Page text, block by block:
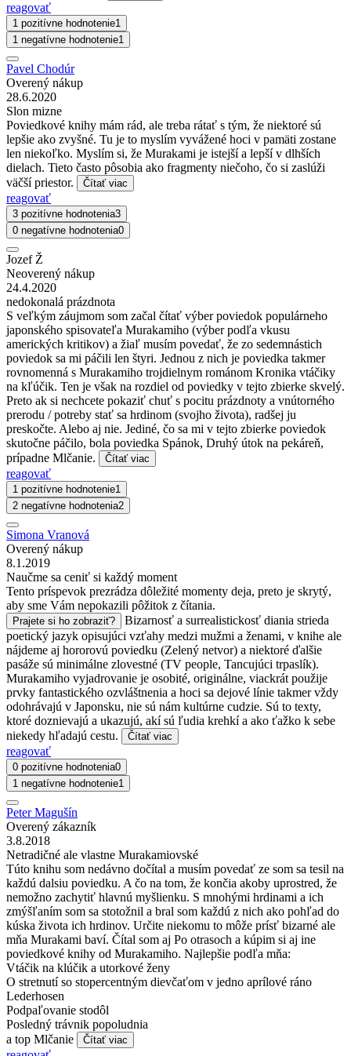
reagovať
1 pozitívne hodnotenie1
1 negatívne hodnotenie1
Pavel Chodúr
Overený nákup
28.6.2020
Slon mizne
Poviedkové knihy mám rád, ale treba rátať s tým, že niektoré sú
lepšie ako zvyšné. Tu je to myslím vyvážené hoci v pamäti zostane
len niekoľko. Myslím si, že Murakami je istejší a lepší v dlhších
dielach. Tieto často pôsobia ako fragmenty niečoho, čo si zaslúži
väčší priestor.
Čítať viac
reagovať
3 pozitívne hodnotenia3
0 negatívne hodnotenia0
Jozef Ž
Neoverený nákup
24.4.2020
nedokonalá prázdnota
S veľkým záujmom som začal čítať výber poviedok populárneho
japonského spisovateľa Murakamiho (výber podľa vkusu
amerických kritikov) a žiaľ musím povedať, že zo sedemnástich
poviedok sa mi páčili len štyri. Jednou z nich je poviedka takmer
rovnomenná s Murakamiho trojdielnym románom Kronika vtáčiky
na kľúčik. Ten je však na rozdiel od poviedky v tejto zbierke skvelý.
Preto ak si nechcete pokaziť chuť s pocitu prázdnoty a vnútorného
prerodu / potreby stať sa hrdinom (svojho života), radšej ju
preskočte. Alebo aj nie. Jediné, čo sa mi v tejto zbierke poviedok
skutočne páčilo, bola poviedka Spánok, Druhý útok na pekáreň,
prípadne Mlčanie.
Čítať viac
reagovať
1 pozitívne hodnotenie1
2 negatívne hodnotenia2
Simona Vranová
Overený nákup
8.1.2019
Naučme sa ceniť si každý moment
Tento príspevok prezrádza dôležité momenty deja, preto je skrytý,
aby sme Vám nepokazili pôžitok z čítania.
Prajete si ho zobraziť?
Bizarnosť a surrealistickosť diania strieda
poetický jazyk opisujúci vzťahy medzi mužmi a ženami, v knihe ale
nájdeme aj hororovú poviedku (Zelený netvor) a niektoré ďalšie
pasáže sú minimálne zlovestné (TV people, Tancujúci trpaslík).
Murakamiho vyjadrovanie je osobité, originálne, viackrát použije
prvky fantastického ozvláštnenia a hoci sa dejové línie takmer vždy
odohrávajú v Japonsku, nie sú nám kultúrne cudzie. Sú to texty,
ktoré doznievajú a ukazujú, akí sú ľudia krehkí a ako ťažko k sebe
niekedy hľadajú cestu.
Čítať viac
reagovať
0 pozitívne hodnotenia0
1 negatívne hodnotenie1
Peter Magušín
Overený zákazník
3.8.2018
Netradičné ale vlastne Murakamiovské
Túto knihu som nedávno dočítal a musím povedať ze som sa tesil na
každú dalsiu poviedku. A čo na tom, že končia akoby uprostred, že
nemožno zachytiť hlavnú myšlienku. S mnohými hrdinami a ich
zmýšľaním som sa stotožnil a bral som každú z nich ako pohľad do
kúska života ich hrdinov. Určite niekomu to môže prísť bizarné ale
mňa Murakami baví. Čítal som aj Po otrasoch a kúpim si aj ine
poviedkové knihy od Murakamiho. Najlepšie podľa mňa:
Vtáčik na klúčik a utorkové ženy
O stretnutí so stopercentným dievčaťom v jedno aprílové ráno
Lederhosen
Podpaľovanie stodôl
Posledný trávnik popoludnia
a top Mlčanie
Čítať viac